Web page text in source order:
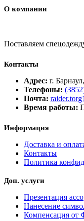
О компании
Поставляем
Контакты
Адрес: г.
Телефоны:
Почта:
Время работы:
Информация
Доставка и
Контакты
Политика
Доп. услуги
Презентация
Нанесение
Компенсация от